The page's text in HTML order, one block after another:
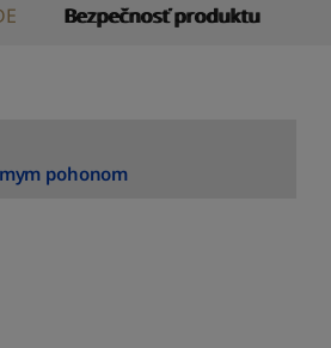
Bezpečnosť produktu
pohonom